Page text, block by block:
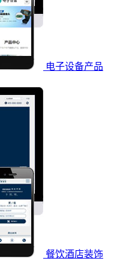
电子设备产品
餐饮酒店装饰